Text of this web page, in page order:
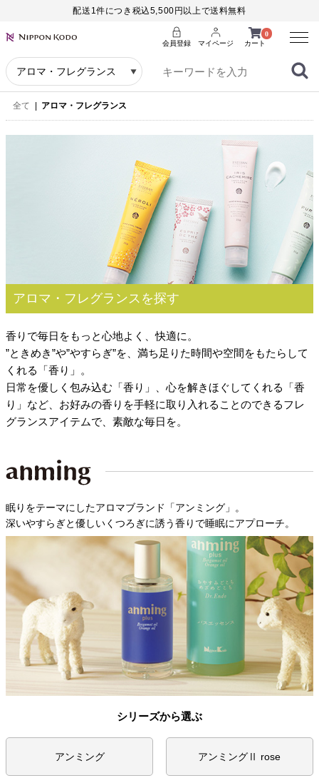
配送1件につき税込5,500円以上で送料無料
0
カート
会員登録 マイページ
Menu
全て アロマ・フレグランス
アロマ・フレグランスを探す
香りで毎日をもっと心地よく、快適に。
”ときめき”や”やすらぎ”を、満ち足りた時間や空間をもたらして
くれる「香り」。
日常を優しく包み込む「香り」、心を解きほぐしてくれる「香
り」など、お好みの香りを手軽に取り入れることのできるフレ
グランスアイテムで、素敵な毎日を。
眠りをテーマにしたアロマブランド「アンミング」。
深いやすらぎと優しいくつろぎに誘う香りで睡眠にアプローチ。
シリーズから選ぶ
アンミング アンミングⅡ rose